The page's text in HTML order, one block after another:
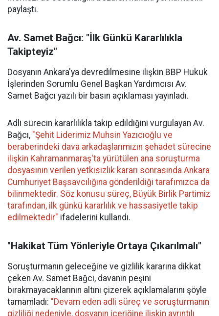
paylaştı.
Av. Samet Bağcı: "İlk Günkü Kararlılıkla
Takipteyiz"
Dosyanın Ankara'ya devredilmesine ilişkin BBP Hukuk
İşlerinden Sorumlu Genel Başkan Yardımcısı Av.
Samet Bağcı yazılı bir basın açıklaması yayınladı.
Adli sürecin kararlılıkla takip edildiğini vurgulayan Av.
Bağcı, "Şehit Liderimiz Muhsin Yazıcıoğlu ve
beraberindeki dava arkadaşlarımızın şehadet sürecine
ilişkin Kahramanmaraş'ta yürütülen ana soruşturma
dosyasının verilen yetkisizlik kararı sonrasında Ankara
Cumhuriyet Başsavcılığına gönderildiği tarafımızca da
bilinmektedir. Söz konusu süreç, Büyük Birlik Partimiz
tarafından, ilk günkü kararlılık ve hassasiyetle takip
edilmektedir" ifadelerini kullandı.
"Hakikat Tüm Yönleriyle Ortaya Çıkarılmalı"
Soruşturmanın geleceğine ve gizlilik kararına dikkat
çeken Av. Samet Bağcı, davanın peşini
bırakmayacaklarının altını çizerek açıklamalarını şöyle
tamamladı: "Devam eden adli süreç ve soruşturmanın
gizliliği nedeniyle, dosyanın içeriğine ilişkin ayrıntılı